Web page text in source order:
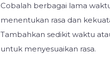
Cobalah berbagai lama
menentukan rasa dan
Tambahkan sedikit waktu
untuk menyesuaikan rasa.